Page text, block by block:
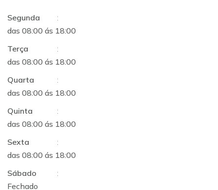
Segunda
:
das 08:00 ás 18:00
Terça
:
das 08:00 ás 18:00
Quarta
:
das 08:00 ás 18:00
Quinta
:
das 08:00 ás 18:00
Sexta
:
das 08:00 ás 18:00
Sábado
:
Fechado